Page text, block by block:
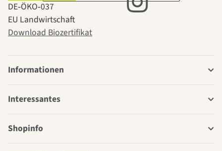
DE‑ÖKO‑037
EU Landwirtschaft
Download Biozertifikat
Informationen
Interessantes
Shopinfo